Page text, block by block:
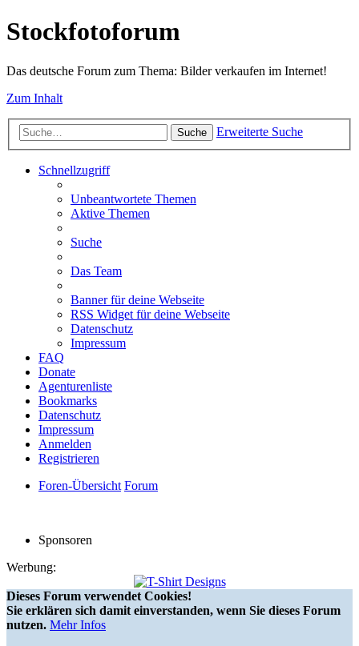
Stockfotoforum
Das deutsche Forum zum Thema: Bilder verkaufen im Internet!
Zum Inhalt
Suche Erweiterte Suche
Schnellzugriff
Unbeantwortete Themen
Aktive Themen
Suche
Das Team
Banner für deine Webseite
RSS Widget für deine Webseite
Datenschutz
Impressum
FAQ
Donate
Agenturenliste
Bookmarks
Datenschutz
Impressum
Anmelden
Registrieren
Foren-Übersicht Forum
Sponsoren
Werbung:
Dieses Forum verwendet Cookies!
Sie erklären sich damit einverstanden, wenn Sie dieses Forum
nutzen. Mehr Infos